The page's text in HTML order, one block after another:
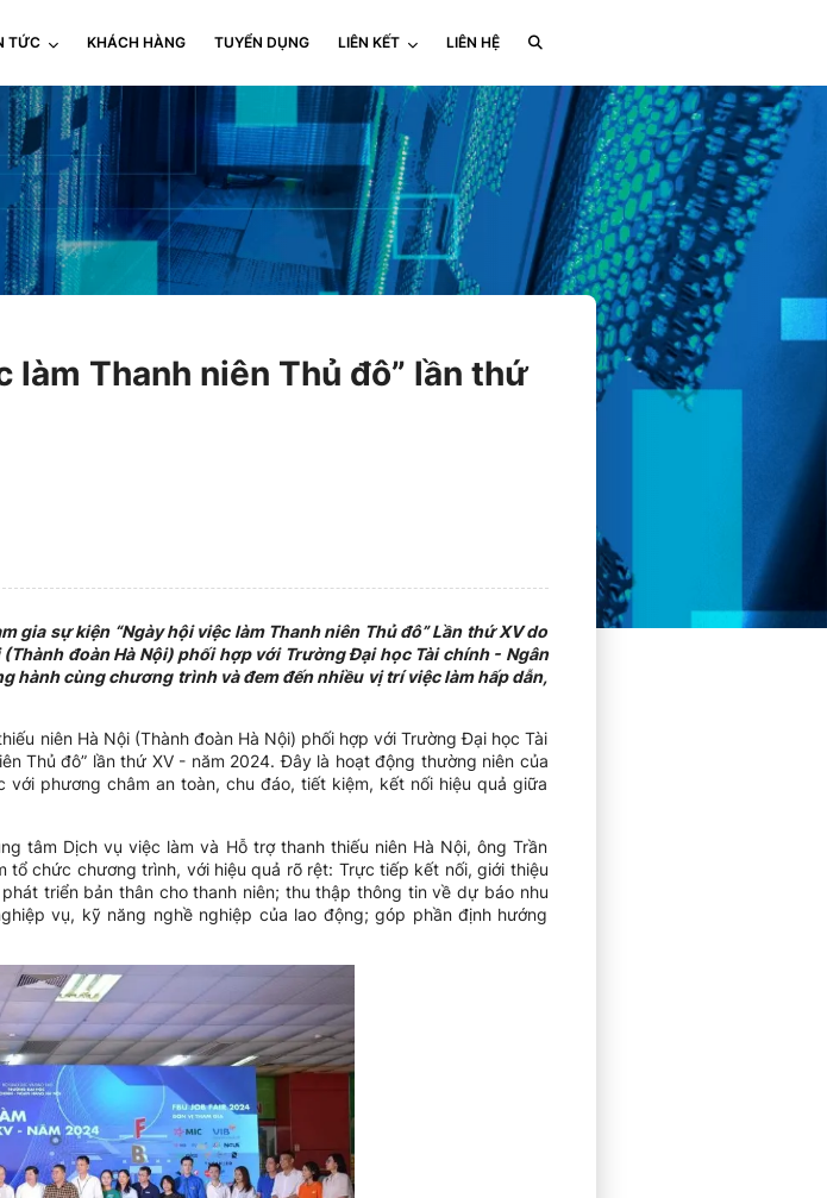
TỨC KHÁCH HÀNG TUYỂN DỤNG LIÊN KẾT LIÊN HỆ
làm Thanh niên Thủ đô” lần thứ
gia sự kiện “Ngày hội việc làm Thanh niên Thủ đô” Lần thứ XV do
đoàn Hà Nội) phối hợp với Trường Đại học Tài chính - Ngân
hành cùng chương trình và đem đến nhiều vị trí việc làm hấp dẫn,
niên Hà Nội (Thành đoàn Hà Nội) phối hợp với Trường Đại học Tài
Thủ đô” lần thứ XV - năm 2024. Đây là hoạt động thường niên của
phương châm an toàn, chu đáo, tiết kiệm, kết nối hiệu quả giữa
tâm Dịch vụ việc làm và Hỗ trợ thanh thiếu niên Hà Nội, ông Trần
chức chương trình, với hiệu quả rõ rệt: Trực tiếp kết nối, giới thiệu
triển bản thân cho thanh niên; thu thập thông tin về dự báo nhu
vụ, kỹ năng nghề nghiệp của lao động; góp phần định hướng